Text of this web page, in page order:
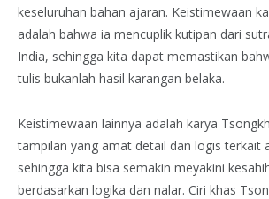
keseluruhan bahan ajaran. Keistimewaan
adalah bahwa ia mencuplik kutipan dari
India, sehingga kita dapat memastikan
tulis bukanlah hasil karangan belaka.
Keistimewaan lainnya adalah karya
tampilan yang amat detail dan logis terkait
sehingga kita bisa semakin meyakini
berdasarkan logika dan nalar. Ciri khas